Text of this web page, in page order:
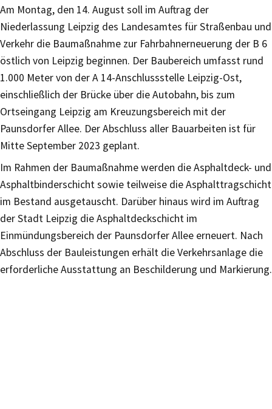
Am Montag, den 14. August soll im Auftrag der
Niederlassung Leipzig des Landesamtes für Straßenbau und
Verkehr die Baumaßnahme zur Fahrbahnerneuerung der B 6
östlich von Leipzig beginnen. Der Baubereich umfasst rund
1.000 Meter von der A 14-Anschlussstelle Leipzig-Ost,
einschließlich der Brücke über die Autobahn, bis zum
Ortseingang Leipzig am Kreuzungsbereich mit der
Paunsdorfer Allee. Der Abschluss aller Bauarbeiten ist für
Mitte September 2023 geplant.
Im Rahmen der Baumaßnahme werden die Asphaltdeck- und
Asphaltbinderschicht sowie teilweise die Asphalttragschicht
im Bestand ausgetauscht. Darüber hinaus wird im Auftrag
der Stadt Leipzig die Asphaltdeckschicht im
Einmündungsbereich der Paunsdorfer Allee erneuert. Nach
Abschluss der Bauleistungen erhält die Verkehrsanlage die
erforderliche Ausstattung an Beschilderung und Markierung.